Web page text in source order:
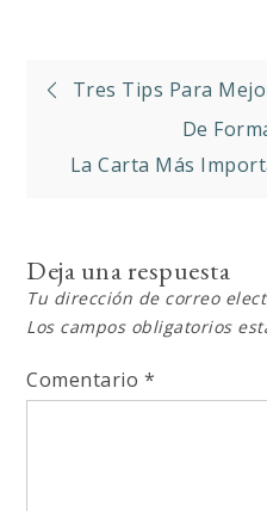
Navegación
Tres Tips Para
De
La Carta Más
Deja una respuesta
Tu dirección de correo
Los campos obligatorios
Comentario *